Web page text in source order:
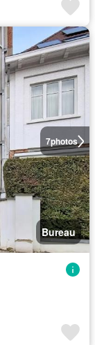
7photos
Bureau